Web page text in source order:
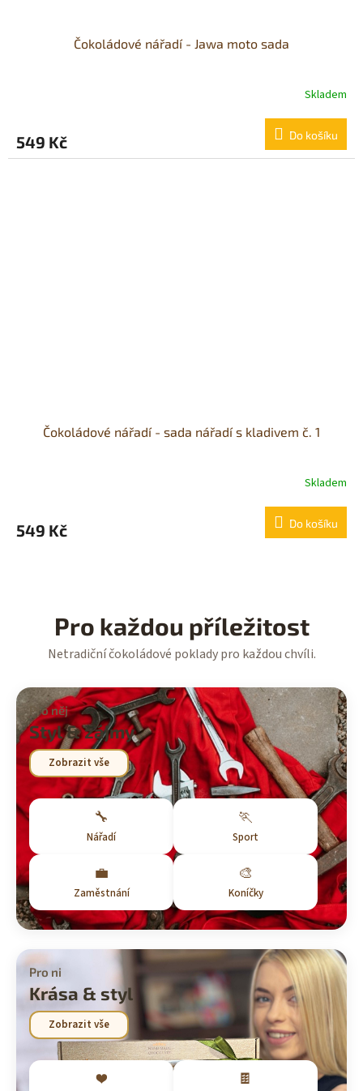
Čokoládové nářadí - Jawa moto sada
je
5,0
Skladem
549 Kč Do košíku
Čokoládové nářadí - sada nářadí s kladivem č. 1
je
Skladem
549 Kč Do košíku
Pro každou příležitost
Netradiční čokoládové poklady pro každou chvíli.
Pro něj
Styl & zájmy
Zobrazit vše
🔧
Nářadí
🏃
Sport
💼
Zaměstnání
🎨
Koníčky
Pro ni
Krása & styl
Zobrazit vše
❤️ 🍫